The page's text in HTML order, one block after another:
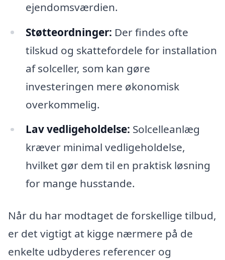
ejendomsværdien.
Støtteordninger: Der findes ofte
tilskud og skattefordele for installation
af solceller, som kan gøre
investeringen mere økonomisk
overkommelig.
Lav vedligeholdelse: Solcelleanlæg
kræver minimal vedligeholdelse,
hvilket gør dem til en praktisk løsning
for mange husstande.
Når du har modtaget de forskellige tilbud,
er det vigtigt at kigge nærmere på de
enkelte udbyderes referencer og